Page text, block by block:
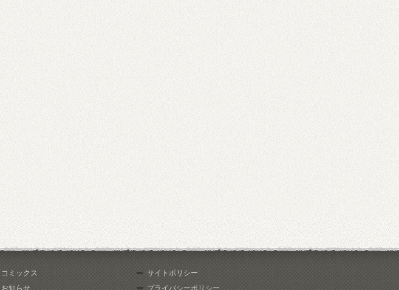
コミックス
お知らせ
サイトポリシー
プライバシーポリシー